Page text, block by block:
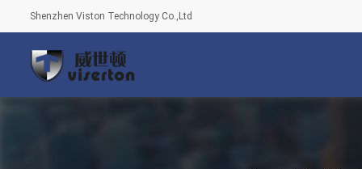
Shenzhen Viston Technology Co.,Ltd